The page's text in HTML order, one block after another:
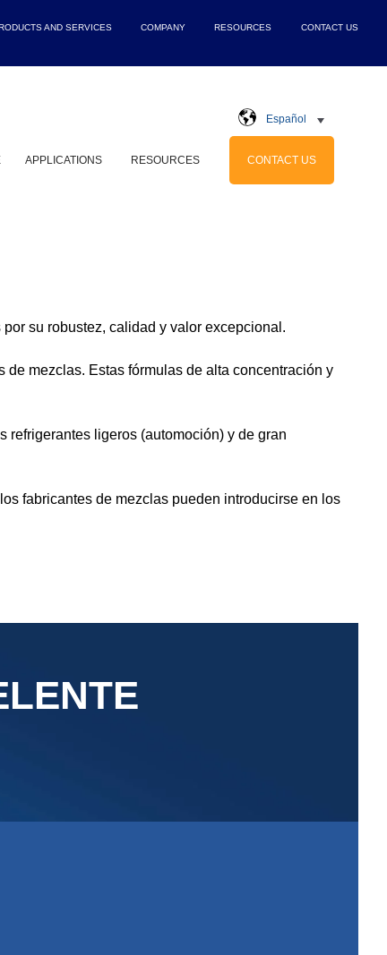
AND SERVICES COMPANY RESOURCES CONTACT US
Español
APPLICATIONS RESOURCES CONTACT US
su robustez, calidad y valor excepcional.
mezclas. Estas fórmulas de alta concentración y
refrigerantes ligeros (automoción) y de gran
fabricantes de mezclas pueden introducirse en los